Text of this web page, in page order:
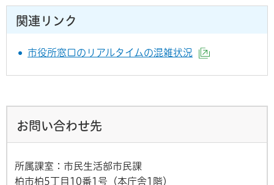
関連リンク
市役所窓口のリアルタイムの混雑状況
お問い合わせ先
所属課室：市民生活部市民課
柏市柏5丁目10番1号（本庁舎1階）